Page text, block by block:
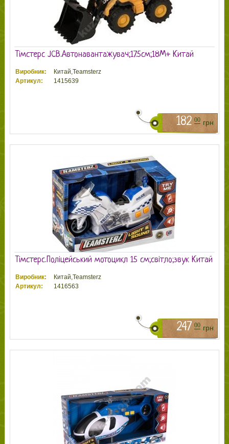
Тімстерс JCB.Автонавантажувач;17.5см;18М+ Китай
Виробник:
Китай,Teamsterz
Артикул:
1415639
182 00 грн
Тімстерс.Поліцейський мотоцикл 15 см;світло;звук Китай
Виробник:
Китай,Teamsterz
Артикул:
1416563
247 00 грн